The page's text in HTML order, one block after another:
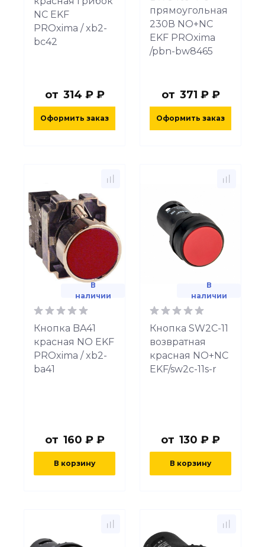
NС EKF
PROxima / xb2-
bc42
от 314 ₽ ₽
Оформить заказ
прямоугольная
230В NO+NC
EKF PROxima
/pbn-bw8465
от 371 ₽ ₽
Оформить заказ
В
наличии
Кнопка BA41
красная NO EKF
PROxima / xb2-
ba41
от 160 ₽ ₽
В корзину
В
наличии
Кнопка SW2C-11
возвратная
красная NO+NC
EKF/sw2c-11s-r
от 130 ₽ ₽
В корзину